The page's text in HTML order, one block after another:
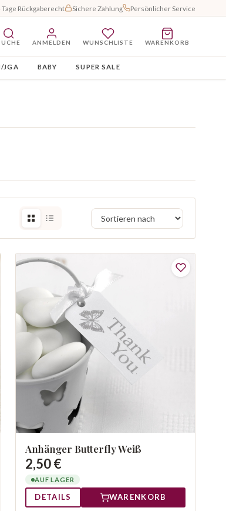
Tage Rückgaberecht Sichere Zahlung Persönlicher Service
ANMELDEN WUNSCHLISTE WARENKORB
JGA BABY SUPER SALE
Anhänger Butterfly Weiß
2,50 €
AUF LAGER
DETAILS WARENKORB